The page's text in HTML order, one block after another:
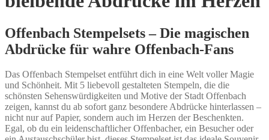
Offenbach Stempelsets – Die magischen
Abdrücke für wahre Offenbach-Fans
Das Offenbach Stempelset entführt dich in eine Welt voller Magie
und Schönheit. Mit 5 liebevoll gestalteten Stempeln, die die
schönsten Sehenswürdigkeiten und Motive der Stadt Offenbach
zeigen, kannst du ab sofort ganz besondere Abdrücke hinterlassen –
nicht nur auf Papier, sondern auch im Herzen der Beschenkten.
Egal, ob du ein leidenschaftlicher Offenbacher, ein Besucher oder